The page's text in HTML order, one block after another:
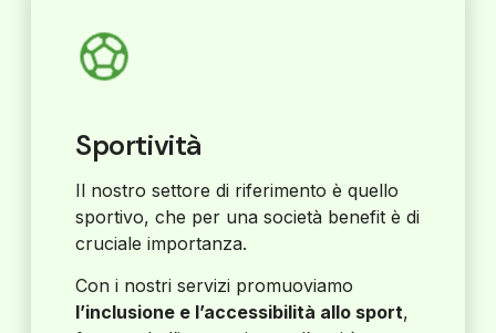
Sportività
Il nostro settore di riferimento è quello
sportivo, che per una società benefit è di
cruciale importanza.
Con i nostri servizi promuoviamo
l’inclusione e l’accessibilità allo sport,